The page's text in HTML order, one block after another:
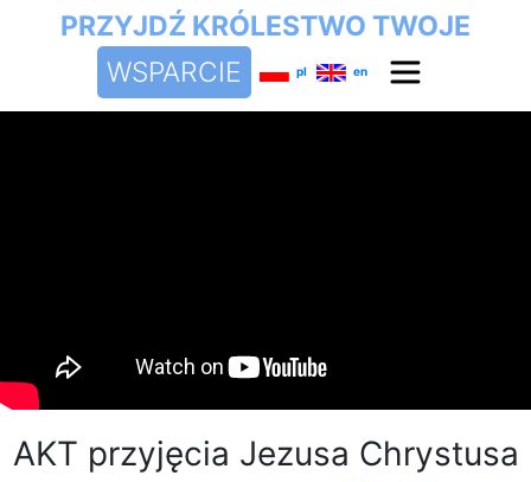
PRZYJDŹ KRÓLESTWO TWOJE
WSPARCIE
pl en
AKT przyjęcia Jezusa Chrystusa